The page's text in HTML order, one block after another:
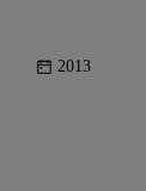
2013